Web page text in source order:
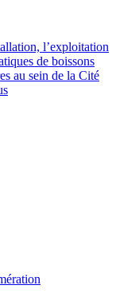
l’exploitation
de boissons
au sein de la Cité